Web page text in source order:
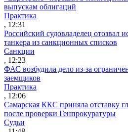
выпускам облигаций
Практика
, 12:31
Российский судовладелец отозвал
танкера из санкционных списков
Санкции
, 12:23
ФАС возбудила дело из-за
заемщиков
Практика
, 12:06
Самарская ККС приняла отставку
после проверки Генпрокуратуры
Судьи